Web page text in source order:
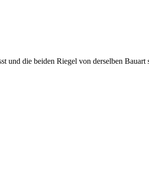
und die beiden Riegel von derselben Bauart